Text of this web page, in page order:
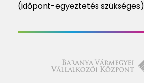
(időpont-egyeztetés szükséges)